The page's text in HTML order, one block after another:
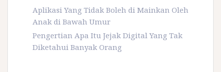
Aplikasi Yang Tidak Boleh di Mainkan Oleh
Anak di Bawah Umur
Pengertian Apa Itu Jejak Digital Yang Tak
Diketahui Banyak Orang